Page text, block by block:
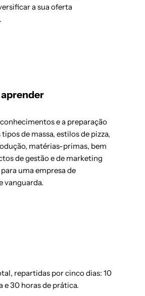
a sua oferta
e a preparação
de massa, estilos de pizza,
matérias-primas, bem
de gestão e de marketing
uma empresa de
vanguarda.
repartidas por cinco dias: 10
e 30 horas de prática.